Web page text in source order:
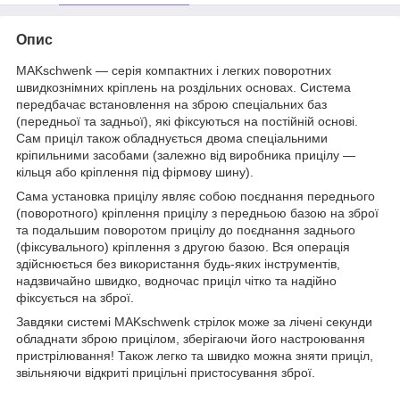
Опис
MAKschwenk — серія компактних і легких поворотних
швидкознімних кріплень на роздільних основах. Система
передбачає встановлення на зброю спеціальних баз
(передньої та задньої), які фіксуються на постійній основі.
Сам приціл також обладнується двома спеціальними
кріпильними засобами (залежно від виробника прицілу —
кільця або кріплення під фірмову шину).
Сама установка прицілу являє собою поєднання переднього
(поворотного) кріплення прицілу з передньою базою на зброї
та подальшим поворотом прицілу до поєднання заднього
(фіксувального) кріплення з другою базою. Вся операція
здійснюється без використання будь-яких інструментів,
надзвичайно швидко, водночас приціл чітко та надійно
фіксується на зброї.
Завдяки системі MAKschwenk стрілок може за лічені секунди
обладнати зброю прицілом, зберігаючи його настроювання
пристрілювання! Також легко та швидко можна зняти приціл,
звільняючи відкриті прицільні пристосування зброї.